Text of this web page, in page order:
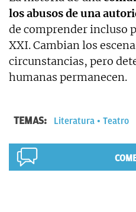
los abusos de una
de comprender incluso
XXI. Cambian los
circunstancias, pero
humanas permanecen.
TEMAS: Literatura Teatro